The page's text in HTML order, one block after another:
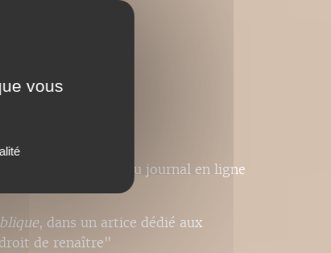
dans un article du journal en ligne
, dans un artice dédié aux
de renaître"
vous